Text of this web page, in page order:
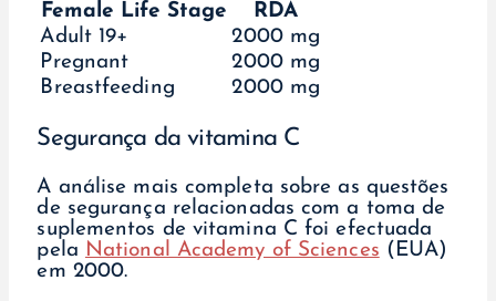
Female Life Stage
RDA
Adult 19+
2000 mg
Pregnant
2000 mg
Breastfeeding
2000 mg
Segurança da vitamina C
A análise mais completa sobre as questões
de segurança relacionadas com a toma de
suplementos de vitamina C foi efectuada
pela National Academy of Sciences (EUA)
em 2000.